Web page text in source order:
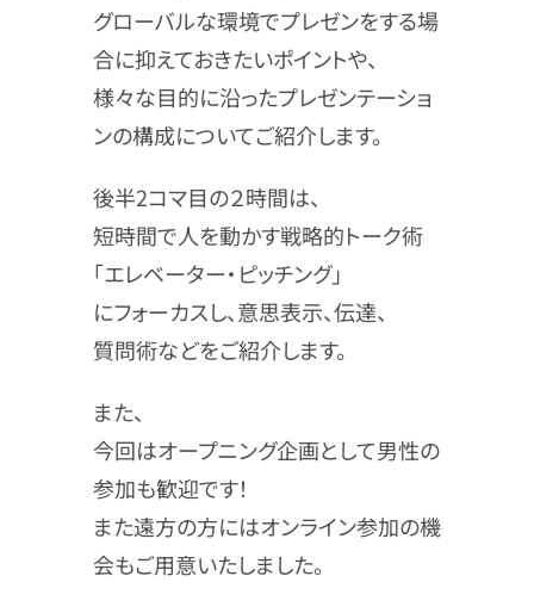
グローバルな環境でプレゼンをする場
合に抑えておきたいポイントや、
様々な目的に沿ったプレゼンテーショ
ンの構成についてご紹介します。
後半2コマ目の２時間は、
短時間で人を動かす戦略的トーク術
「エレベーター・ピッチング」
にフォーカスし、意思表示、伝達、
質問術などをご紹介します。
また、
今回はオープニング企画として男性の
参加も歓迎です！
また遠方の方にはオンライン参加の機
会もご用意いたしました。